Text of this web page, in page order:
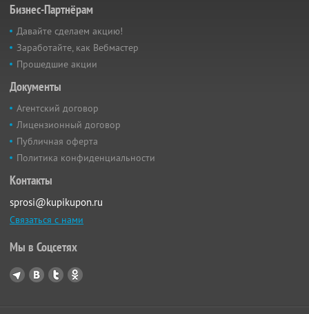
Бизнес-Партнёрам
Давайте сделаем акцию!
Заработайте, как Вебмастер
Прошедшие акции
Документы
Агентский договор
Лицензионный договор
Публичная оферта
Политика конфиденциальности
Контакты
sprosi@kupikupon.ru
Связаться с нами
Мы в Соцсетях